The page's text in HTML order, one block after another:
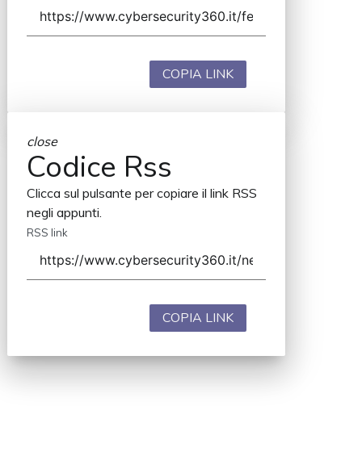
COPIA LINK
close
Codice Rss
Clicca sul pulsante per copiare il link RSS
negli appunti.
RSS link
COPIA LINK